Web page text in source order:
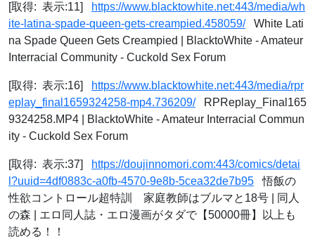
[取得: 表示:11]
https://www.blacktowhite.net:443/media/wh
ite-latina-spade-queen-gets-creampied.458059/White Lati
na Spade Queen Gets Creampied | BlacktoWhite - Amateur
Interracial Community - Cuckold Sex Forum
[取得: 表示:16]
https://www.blacktowhite.net:443/media/rpr
eplay_final1659324258-mp4.736209/RPReplay_Final165
9324258.MP4 | BlacktoWhite - Amateur Interracial Commun
ity - Cuckold Sex Forum
[取得: 表示:37]
https://doujinnomori.com:443/comics/detai
l?uuid=4df0883c-a0fb-4570-9e8b-5cea32de7b95 悟飯の
性欲コントロール超特訓 家庭教師はブルマと18号 | 同人
の森 | エロ同人誌・エロ漫画がタダで【50000冊】以上も
読める！！